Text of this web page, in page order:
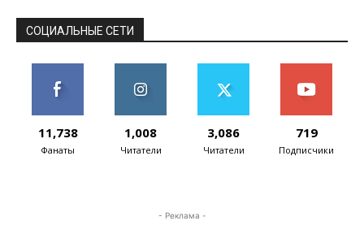
СОЦИАЛЬНЫЕ СЕТИ
11,738
Фанаты
1,008
Читатели
3,086
Читатели
719
Подписчики
- Реклама -